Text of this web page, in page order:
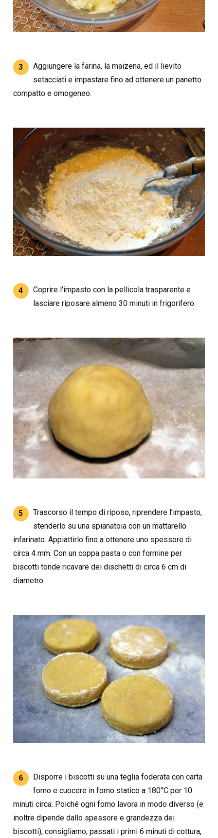
3
Aggiungere la farina, la maizena, ed il lievito
setacciati e impastare fino ad ottenere un panetto
compatto e omogeneo.
4
Coprire l'impasto con la pellicola trasparente e
lasciare riposare almeno 30 minuti in frigorifero.
5
Trascorso il tempo di riposo, riprendere l’impasto,
stenderlo su una spianatoia con un mattarello
infarinato. Appiattirlo fino a ottenere uno spessore di
circa 4 mm. Con un coppa pasta o con formine per
biscotti tonde ricavare dei dischetti di circa 6 cm di
diametro.
6
Disporre i biscotti su una teglia foderata con carta
forno e cuocere in forno statico a 180°C per 10
minuti circa. Poiché ogni forno lavora in modo diverso (e
inoltre dipende dallo spessore e grandezza dei
biscotti), consigliamo, passati i primi 6 minuti di cottura,